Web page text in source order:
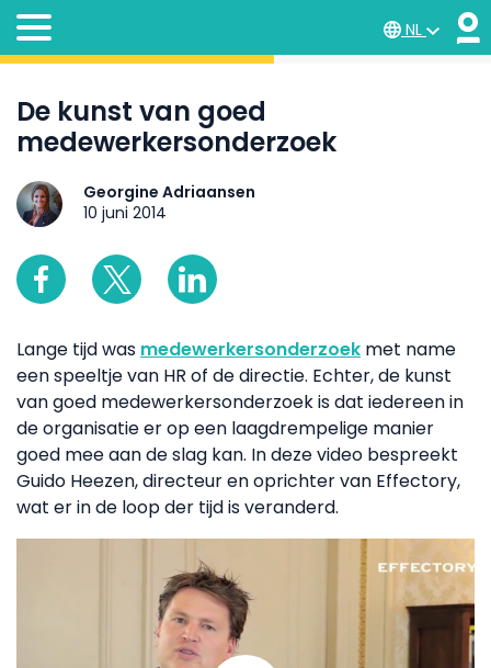
NL
De kunst van goed
medewerkersonderzoek
Georgine Adriaansen
10 juni 2014
Lange tijd was medewerkersonderzoek met name
een speeltje van HR of de directie. Echter, de kunst
van goed medewerkersonderzoek is dat iedereen in
de organisatie er op een laagdrempelige manier
goed mee aan de slag kan. In deze video bespreekt
Guido Heezen, directeur en oprichter van Effectory,
wat er in de loop der tijd is veranderd.